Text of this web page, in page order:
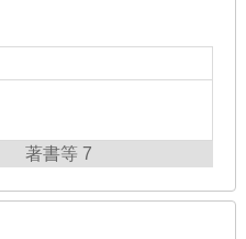
著書等 7